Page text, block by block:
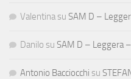
Valentina su SAM D –
Danilo su SAM D – Leggera
Antonio Bacciocchi su